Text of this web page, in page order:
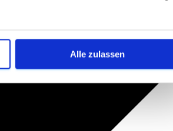
Alle zulassen